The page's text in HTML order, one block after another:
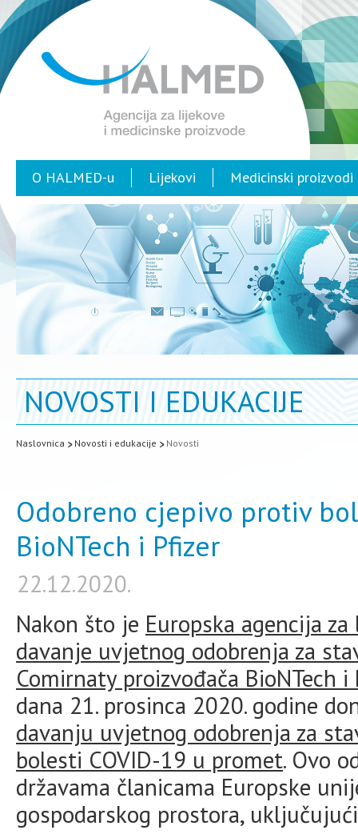
O HALMED-u Lijekovi Medicinski proizvodi
NOVOSTI I EDUKACIJE
Naslovnica Novosti i edukacije Novosti
Odobreno cjepivo protiv
BioNTech i Pfizer
22.12.2020.
Nakon što je Europska agencija
davanje uvjetnog odobrenja za
Comirnaty proizvođača BioNTech i
dana 21. prosinca 2020. godine
davanju uvjetnog odobrenja za
bolesti COVID-19 u promet. Ovo
državama članicama Europske
gospodarskog prostora,